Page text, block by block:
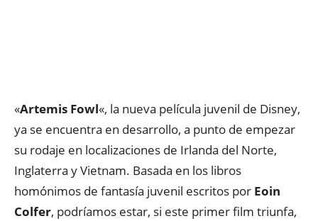
«Artemis Fowl«, la nueva película juvenil de Disney,
ya se encuentra en desarrollo, a punto de empezar
su rodaje en localizaciones de Irlanda del Norte,
Inglaterra y Vietnam. Basada en los libros
homónimos de fantasía juvenil escritos por Eoin
Colfer, podríamos estar, si este primer film triunfa,